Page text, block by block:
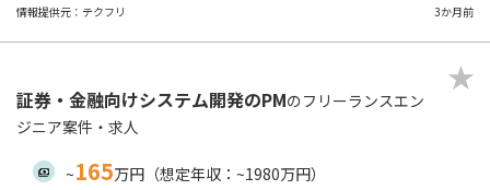
情報提供元：テクフリ 3か月前
証券・金融向けシステム開発のPMのフリーランスエン
ジニア案件・求人
~165万円（想定年収：~1980万円）